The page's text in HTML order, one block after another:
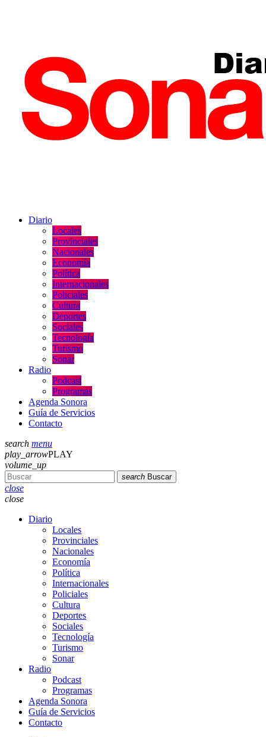
Diario
Locales
Provinciales
Nacionales
Economía
Política
Internacionales
Policiales
Cultura
Deportes
Sociales
Tecnología
Turismo
Sonar
Radio
Podcast
Programas
Agenda Sonora
Guía de Servicios
Contacto
search menu
play_arrowPLAY
volume_up
search Buscar
close
close
Diario
Locales
Provinciales
Nacionales
Economía
Política
Internacionales
Policiales
Cultura
Deportes
Sociales
Tecnología
Turismo
Sonar
Radio
Podcast
Programas
Agenda Sonora
Guía de Servicios
Contacto